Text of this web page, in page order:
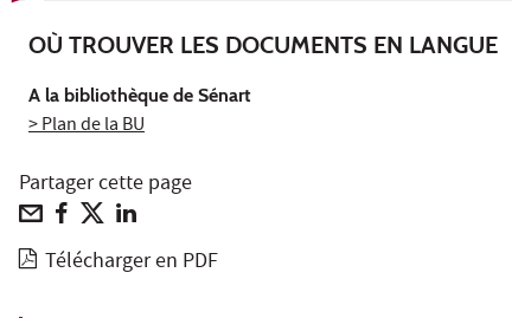
OÙ TROUVER LES DOCUMENTS EN LANGUE
A la bibliothèque de Sénart
> Plan de la BU
Partager cette page
Télécharger en PDF